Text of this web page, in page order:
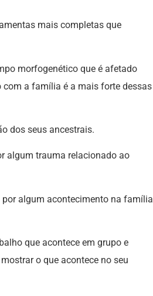
mais completas que
morfogenético que é afetado
com a família é a mais forte dessas
dos seus ancestrais.
algum trauma relacionado ao
algum acontecimento na família
que acontece em grupo e
o que acontece no seu